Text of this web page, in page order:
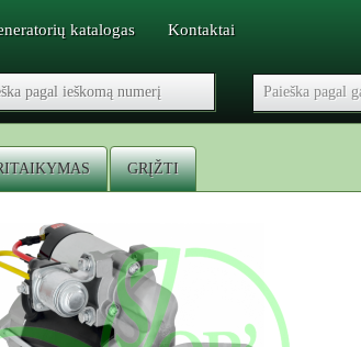
katalogas Kontaktai
GRĮŽTI